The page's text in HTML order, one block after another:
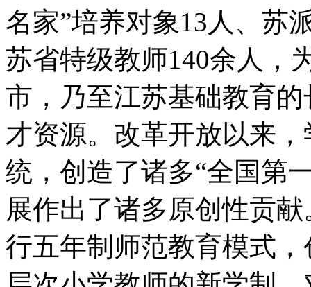
名家”培养对象13人、苏
苏省特级教师140余人，
市，乃至江苏基础教育
才资源。改革开放以来
统，创造了诸多“全国第
展作出了诸多原创性贡
行五年制师范教育模式